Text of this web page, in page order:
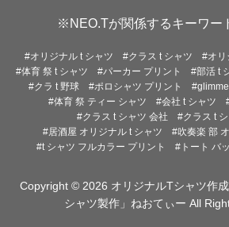
※NEO.Tが関係するキーワー
#オリジナル t シャツ #クラス t シャツ
#オリ
#体育 祭 t シャツ
#パーカー プリント #部活 t
#クラ t 野球
#ポロシャツ プリント
#体育 祭 ティー シャツ
#会社 t シャツ
#クラス t シャツ 会社
#クラス t
#居酒屋 オリジナル t シャツ
#吹奏楽 部
#t シャツ フルカラー プリント
#トート バ
Copyright © 2026 オリジナルTシャツ作
シャツ製作」ねおてぃー All